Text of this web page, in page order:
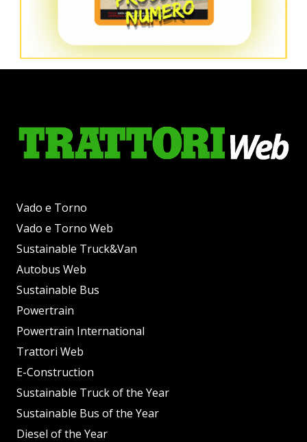
Vado e Torno
Vado e Torno Web
Sustainable Truck&Van
Autobus Web
Sustainable Bus
Powertrain
Powertrain International
Trattori Web
E-Construction
Sustainable Truck of the Year
Sustainable Bus of the Year
Diesel of the Year